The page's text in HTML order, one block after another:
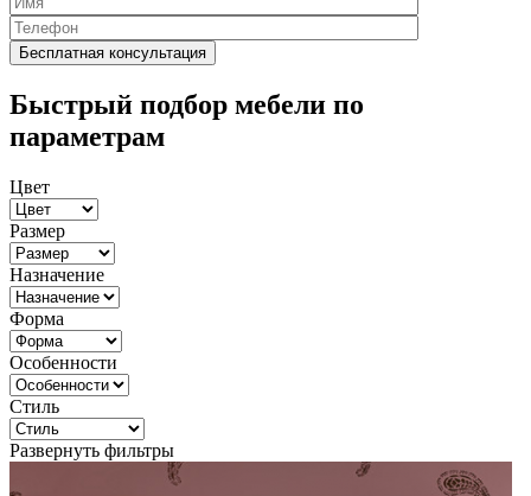
Быстрый подбор мебели по
параметрам
Цвет
Размер
Назначение
Форма
Особенности
Стиль
Развернуть фильтры